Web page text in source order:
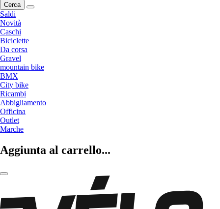
Cerca
Saldi
Novità
Caschi
Biciclette
Da corsa
Gravel
mountain bike
BMX
City bike
Ricambi
Abbigliamento
Officina
Outlet
Marche
Aggiunta al carrello...